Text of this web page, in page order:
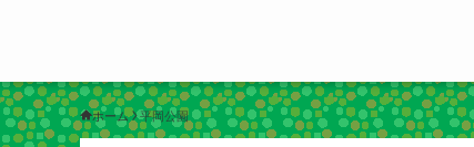
ホーム 平岡公園